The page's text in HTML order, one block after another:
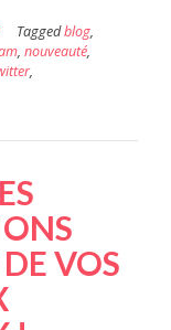
Taggedblog,
, nouveauté,
,
VOS